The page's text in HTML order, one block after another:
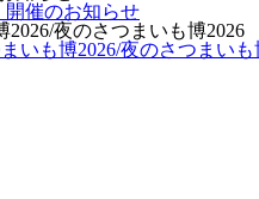
開催のお知らせ
いも博2026/夜のさつまいも